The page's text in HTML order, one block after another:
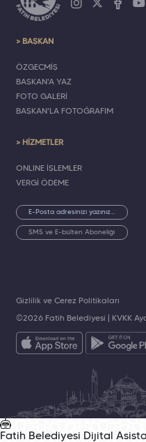
> BAŞKAN
ÖZGEÇMİŞ
BAŞKAN'A YAZ
FOTO GALERİ
BAŞKAN'LA FOTOĞRAFIM
> HİZMETLER
ONLINE İŞLEMLER
VERGİ ÖDEME
SMS ve E-bülten Aboneliği
©2026 Fatih Belediyesi | KVKK
Gizlilik ve Çerez Politikaları
Fatih Belediyesi Dijital